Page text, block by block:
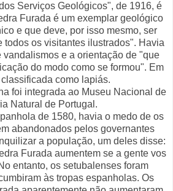
Serviços Geológicos", de 1916, é
Furada é um exemplar geológico
e que deve, por isso mesmo, ser
todos os visitantes ilustrados". Havia
vandalismos e a orientação de "que
do modo como se formou". Em
como lapiás.
foi integrada ao Museu Nacional de
Natural de Portugal.
de 1580, havia o medo de os
abandonados pelos governantes
a população, um deles disse:
Furada aumentem se a gente vos
entanto, os setubalenses foram
às tropas espanholas. Os